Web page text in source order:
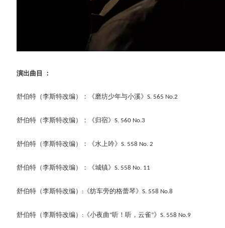
演出曲目 ：
舒伯特 （李斯特改编）： 《磨坊少年与小溪》 S. 565 No.2
舒伯特 （李斯特改编）： 《归宿》 S. 560 No.3
舒伯特 （李斯特改编）： 《水上吟》 S. 558 No. 2
舒伯特 （李斯特改编）： 《城镇》 S. 558 No. 11
舒伯特 （李斯特改编） : 《纺车旁的格蕾琴》 S. 558 No.8
舒伯特 （李斯特改编） : 《小夜曲“听！听，云雀”》 S. 558 No.9